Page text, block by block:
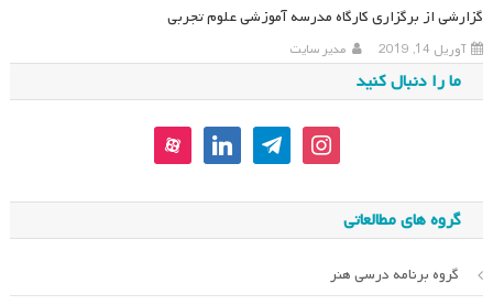
گزارشی از برگزاری کارگاه مدرسه آموزشی علوم تجربی
آوریل 14, 2019 مدیر سایت
ما را دنبال کنید
instagram
telegram
linkedin
aparat
گروه های مطالعاتی
گروه برنامه درسی هنر